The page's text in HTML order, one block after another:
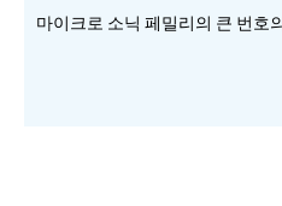
마이크로 소닉 페밀리의 큰 번호